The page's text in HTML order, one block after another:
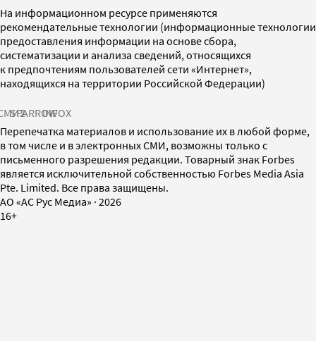
На информационном ресурсе применяются
рекомендательные технологии (информационные технологии
предоставления информации на основе сбора,
систематизации и анализа сведений, относящихся
к предпочтениям пользователей сети «Интернет»,
находящихся на территории Российской Федерации)
SPARROWINFOX
Перепечатка материалов и использование их в любой форме,
в том числе и в электронных СМИ, возможны только с
письменного разрешения редакции. Товарный знак Forbes
является исключительной собственностью Forbes Media Asia
Pte. Limited. Все права защищены.
AO «АС Рус Медиа» · 2026
16+